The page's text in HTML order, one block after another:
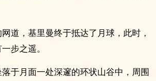
道，基里曼终于抵达了月球，此时，
步之遥。
于月面一处深邃的环状山谷中，周围